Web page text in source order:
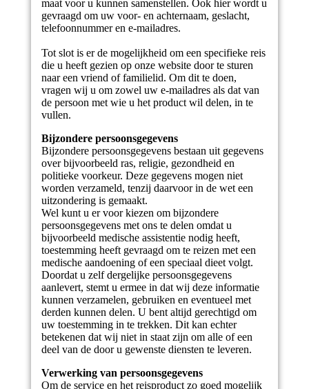
maat voor u kunnen samenstellen. Ook hier wordt u
gevraagd om uw voor- en achternaam, geslacht,
telefoonnummer en e-mailadres.
Tot slot is er de mogelijkheid om een specifieke reis
die u heeft gezien op onze website door te sturen
naar een vriend of familielid. Om dit te doen,
vragen wij u om zowel uw e-mailadres als dat van
de persoon met wie u het product wil delen, in te
vullen.
Bijzondere persoonsgegevens
Bijzondere persoonsgegevens bestaan uit gegevens
over bijvoorbeeld ras, religie, gezondheid en
politieke voorkeur. Deze gegevens mogen niet
worden verzameld, tenzij daarvoor in de wet een
uitzondering is gemaakt.
Wel kunt u er voor kiezen om bijzondere
persoonsgegevens met ons te delen omdat u
bijvoorbeeld medische assistentie nodig heeft,
toestemming heeft gevraagd om te reizen met een
medische aandoening of een speciaal dieet volgt.
Doordat u zelf dergelijke persoonsgegevens
aanlevert, stemt u ermee in dat wij deze informatie
kunnen verzamelen, gebruiken en eventueel met
derden kunnen delen. U bent altijd gerechtigd om
uw toestemming in te trekken. Dit kan echter
betekenen dat wij niet in staat zijn om alle of een
deel van de door u gewenste diensten te leveren.
Verwerking van persoonsgegevens
Om de service en het reisproduct zo goed mogelijk